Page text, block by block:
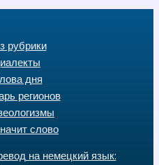
рубрики
дня
регионов
слово
на немецкий язык: